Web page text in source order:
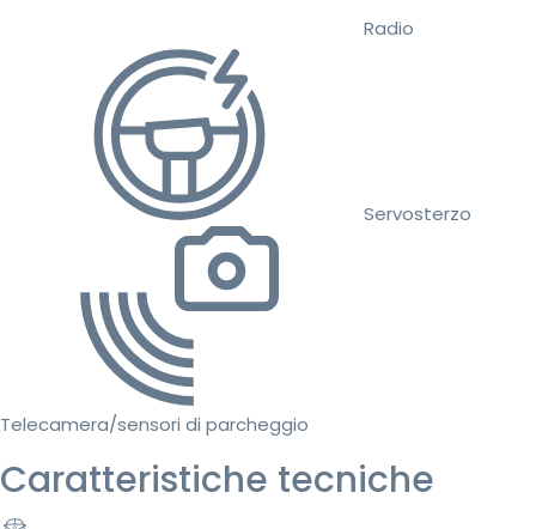
Radio
Servosterzo
Telecamera/sensori di parcheggio
Caratteristiche tecniche